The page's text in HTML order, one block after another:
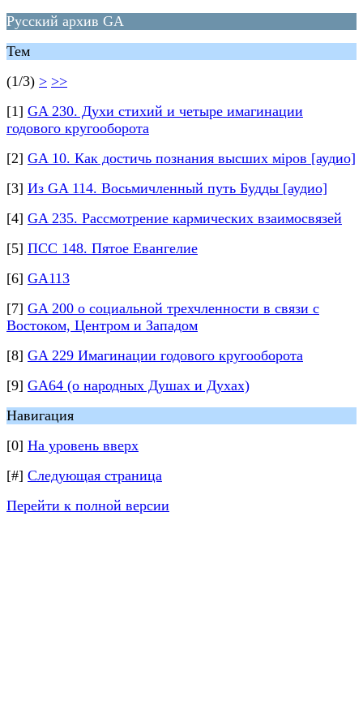
Русский архив GA
Тем
(1/3) > >>
[1] GA 230. Духи стихий и четыре имагинации
годового кругооборота
[2] GA 10. Как достичь познания высших мiров [аудио]
[3] Из GA 114. Восьмичленный путь Будды [аудио]
[4] GA 235. Рассмотрение кармических взаимосвязей
[5] ПСС 148. Пятое Евангелие
[6] GA113
[7] GA 200 о социальной трехчленности в связи с
Востоком, Центром и Западом
[8] GA 229 Имагинации годового кругооборота
[9] GA64 (о народных Душах и Духах)
Навигация
[0] На уровень вверх
[#] Следующая страница
Перейти к полной версии